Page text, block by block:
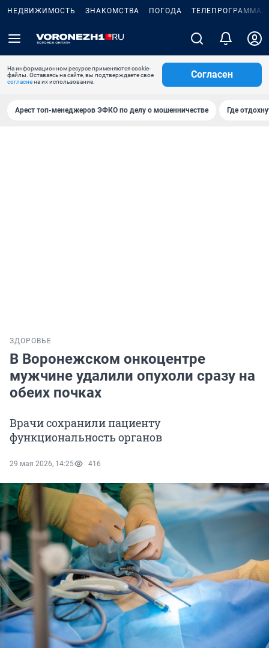
НЕДВИЖИМОСТЬ ЗНАКОМСТВА ПОГОДА ТЕЛЕПРОГРАММА
На информационном ресурсе применяются cookie-
файлы. Оставаясь на сайте, вы подтверждаете свое
согласиена их использование.
Согласен
Арест топ-менеджеров ЭФКО по делу о мошенничестве Где
ЗДОРОВЬЕ
В Воронежском онкоцентре
мужчине удалили опухоли сразу на
обеих почках
Врачи сохранили пациенту
функциональность органов
29 мая 2026, 14:25 416